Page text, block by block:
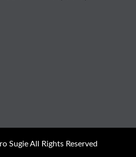
Sugie All Rights Reserved